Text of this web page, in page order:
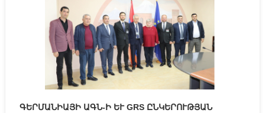
ԳԵՐՄԱՆԻԱՅԻ ԱԳՆ-Ի ԵՒ GRS ԸՆԿԵՐՈՒԹՅԱՆ Ն